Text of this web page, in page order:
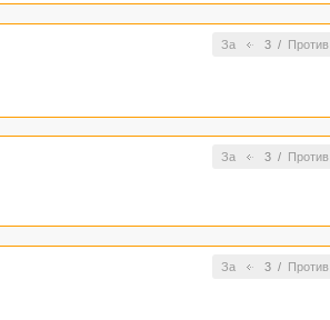
За 3/ Против
За 3/ Против
За 3/ Против